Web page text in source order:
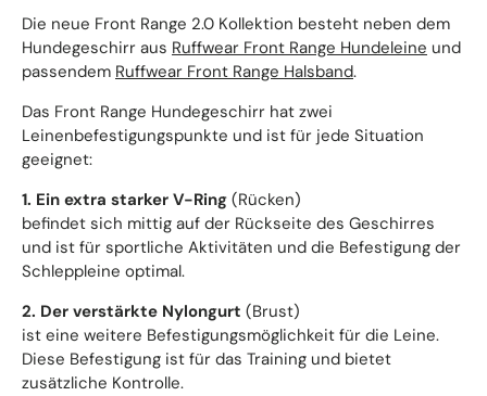
Die neue Front Range 2.0 Kollektion besteht neben dem
Hundegeschirr aus Ruffwear Front Range Hundeleine und
passendem Ruffwear Front Range Halsband.
Das Front Range Hundegeschirr hat zwei
Leinenbefestigungspunkte und ist für jede Situation
geeignet:
1. Ein extra starker V-Ring (Rücken)
befindet sich mittig auf der Rückseite des Geschirres
und ist für sportliche Aktivitäten und die Befestigung der
Schleppleine optimal.
2. Der verstärkte Nylongurt (Brust)
ist eine weitere Befestigungsmöglichkeit für die Leine.
Diese Befestigung ist für das Training und bietet
zusätzliche Kontrolle.